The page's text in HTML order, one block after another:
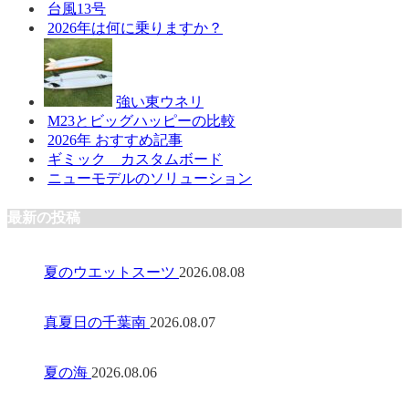
台風13号
2026年は何に乗りますか？
強い東ウネリ
M23とビッグハッピーの比較
2026年 おすすめ記事
ギミック カスタムボード
ニューモデルのソリューション
最新の投稿
夏のウエットスーツ 2026.08.08
真夏日の千葉南 2026.08.07
夏の海 2026.08.06